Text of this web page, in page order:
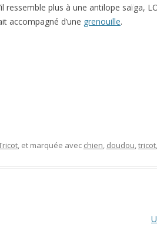
ressemble plus à une antilope saïga,
accompagné d’une grenouille.
, et marquée avec chien, doudou,tricot